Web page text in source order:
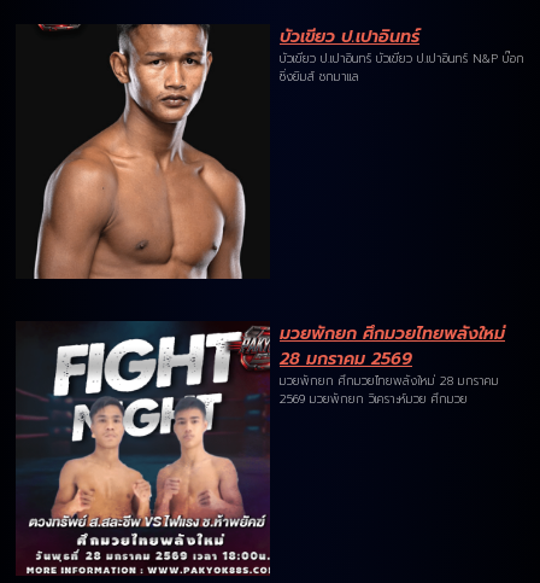
บัวเขียว ป.เปาอินทร์
บัวเขียว ป.เปาอินทร์ บัวเขียว ป.เปาอินทร์ N&P บ๊อก
ซิ่งยิมส์ ชกมาแล
มวยพักยก ศึกมวยไทยพลังใหม่
28 มกราคม 2569
มวยพักยก ศึกมวยไทยพลังใหม่ 28 มกราคม
2569 มวยพักยก วิเคราะห์มวย ศึกมวย